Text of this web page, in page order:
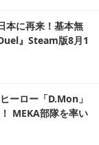
本に再来！基本無
』Steam版8月1
ーロー「D.Mon」
MEKA部隊を率い